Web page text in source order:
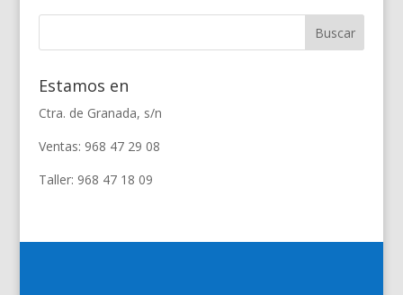
Estamos en
Ctra. de Granada, s/n
Ventas: 968 47 29 08
Taller: 968 47 18 09